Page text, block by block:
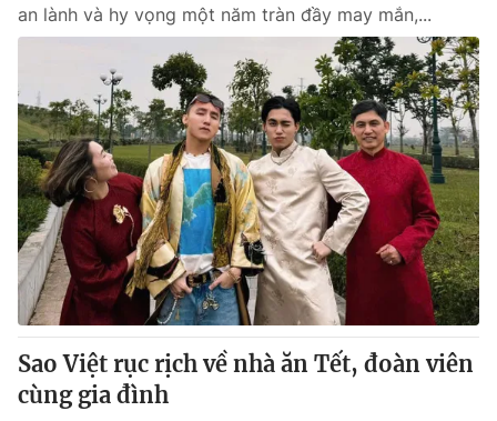
an lành và hy vọng một năm tràn đầy may mắn,...
Sao Việt rục rịch về nhà ăn Tết, đoàn viên
cùng gia đình